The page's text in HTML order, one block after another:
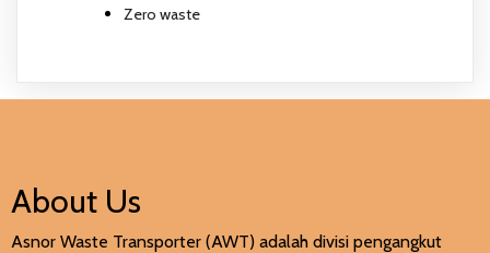
Zero waste
About Us
Asnor Waste Transporter (AWT) adalah divisi pengangkut